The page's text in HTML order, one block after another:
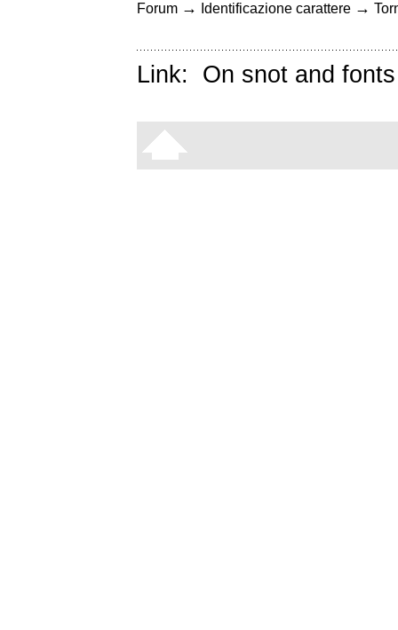
Forum → Identificazione carattere →
Link: On snot and fonts